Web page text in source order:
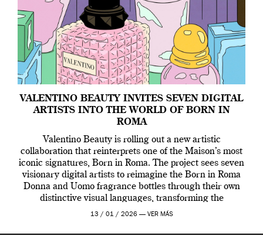
VALENTINO BEAUTY INVITES SEVEN DIGITAL
ARTISTS INTO THE WORLD OF BORN IN
ROMA
Valentino Beauty is rolling out a new artistic
collaboration that reinterprets one of the Maison’s most
iconic signatures, Born in Roma. The project sees seven
visionary digital artists to reimagine the Born in Roma
Donna and Uomo fragrance bottles through their own
distinctive visual languages, transforming the
emblematic design into a contemporary canvas.
13 / 01 / 2026 — VER MÁS